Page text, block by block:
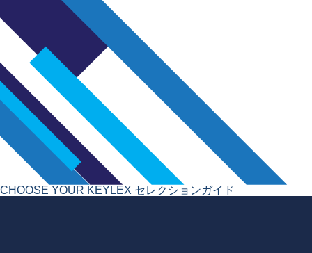
CHOOSE YOUR KEYLEX セレクションガイド